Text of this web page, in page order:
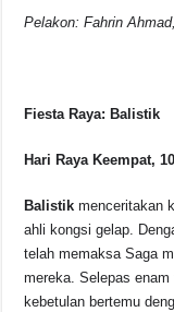
Pelakon: Fahrin
Fiesta Raya: Balistik
Hari Raya Keempat,
Balistik menceritakan
ahli kongsi gelap.
telah memaksa Saga
mereka. Selepas
kebetulan bertemu